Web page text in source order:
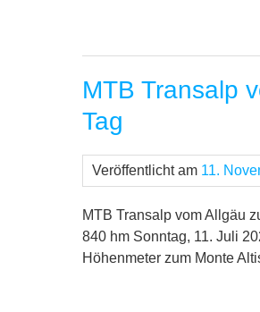
MTB Transalp
Tag
Veröffentlicht am 11.
MTB Transalp vom Allgäu
840 hm Sonntag, 11. Juli
Höhenmeter zum Monte